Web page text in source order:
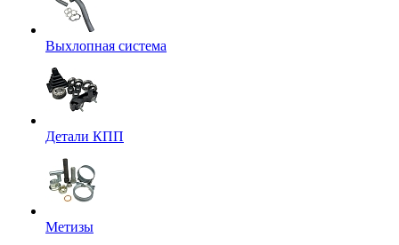
Выхлопная система
Детали КПП
Метизы